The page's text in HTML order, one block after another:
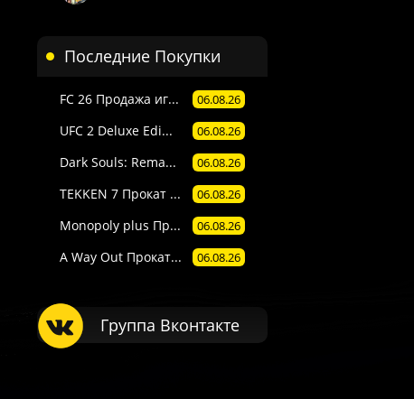
Последние Покупки
FC 26 Продажа иг... 06.08.26
UFC 2 Deluxe Edi... 06.08.26
Dark Souls: Rema... 06.08.26
TEKKEN 7 Прокат ... 06.08.26
Monopoly plus Пр... 06.08.26
A Way Out Прокат... 06.08.26
Группа Вконтакте